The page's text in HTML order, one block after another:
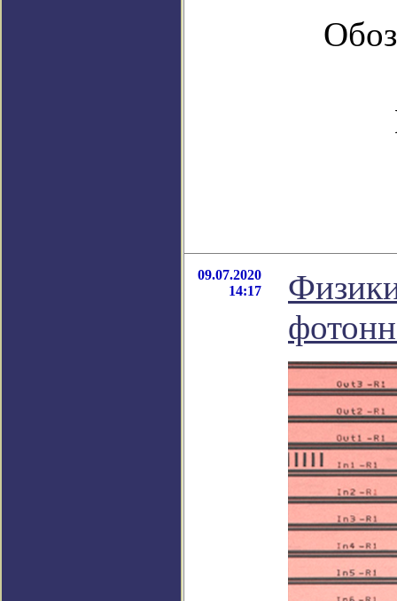
09.07.2020
14:17